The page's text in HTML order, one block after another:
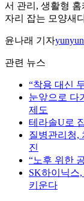
서 관리, 생활형 홈
자리 잡는 모양새
윤나래 기자
관련 뉴스
“착용 대신
눈앞으로 다
제도
테라솔U로
질병관리청,
진
“노후 위한
SK하이닉스
키운다